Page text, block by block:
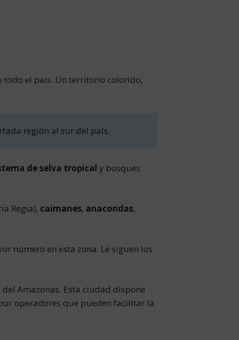
todo el país. Un territorio colorido,
región al sur del país.
de selva tropical y bosques
Regia), caimanes, anacondas,
número en esta zona. Le siguen los
Amazonas. Esta ciudad dispone
operadores que pueden facilitar la